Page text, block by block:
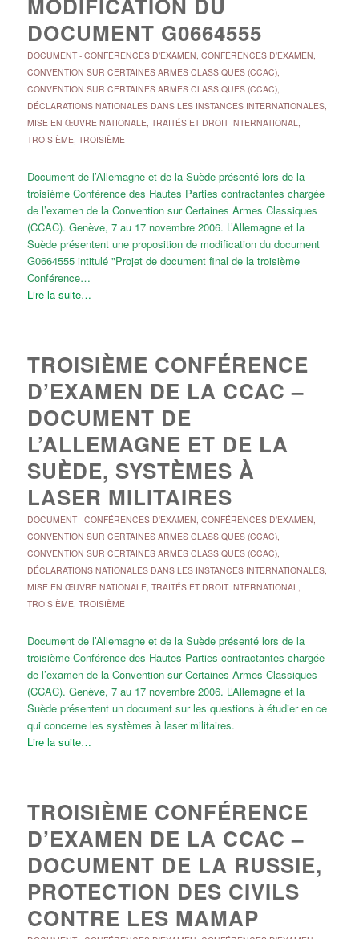
MODIFICATION DU
DOCUMENT G0664555
DOCUMENT- CONFÉRENCES D'EXAMEN, CONFÉRENCES D'EXAMEN,
CONVENTION SUR CERTAINES ARMES CLASSIQUES (CCAC),
CONVENTION SUR CERTAINES ARMES CLASSIQUES (CCAC),
DÉCLARATIONS NATIONALES DANS LES INSTANCES INTERNATIONALES,
MISE EN ŒUVRE NATIONALE, TRAITÉS ET DROIT INTERNATIONAL,
TROISIÈME, TROISIÈME
Document de l’Allemagne et de la Suède présenté lors de la
troisième Conférence des Hautes Parties contractantes chargée
de l’examen de la Convention sur Certaines Armes Classiques
(CCAC). Genève, 7 au 17 novembre 2006. L’Allemagne et la
Suède présentent une proposition de modification du document
G0664555 intitulé "Projet de document final de la troisième
Conférence…
Lire la suite…
TROISIÈME CONFÉRENCE
D’EXAMEN DE LA CCAC –
DOCUMENT DE
L’ALLEMAGNE ET DE LA
SUÈDE, SYSTÈMES À
LASER MILITAIRES
DOCUMENT- CONFÉRENCES D'EXAMEN, CONFÉRENCES D'EXAMEN,
CONVENTION SUR CERTAINES ARMES CLASSIQUES (CCAC),
CONVENTION SUR CERTAINES ARMES CLASSIQUES (CCAC),
DÉCLARATIONS NATIONALES DANS LES INSTANCES INTERNATIONALES,
MISE EN ŒUVRE NATIONALE, TRAITÉS ET DROIT INTERNATIONAL,
TROISIÈME, TROISIÈME
Document de l’Allemagne et de la Suède présenté lors de la
troisième Conférence des Hautes Parties contractantes chargée
de l’examen de la Convention sur Certaines Armes Classiques
(CCAC). Genève, 7 au 17 novembre 2006. L’Allemagne et la
Suède présentent un document sur les questions à étudier en ce
qui concerne les systèmes à laser militaires.
Lire la suite…
TROISIÈME CONFÉRENCE
D’EXAMEN DE LA CCAC –
DOCUMENT DE LA RUSSIE,
PROTECTION DES CIVILS
CONTRE LES MAMAP